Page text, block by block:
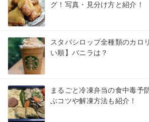
グ！写真・見分け方と紹介！
スタバシロップ全種類のカロ
い順】バニラは？
まるごと冷凍弁当の食中毒予
ぶコツや解凍方法も紹介！